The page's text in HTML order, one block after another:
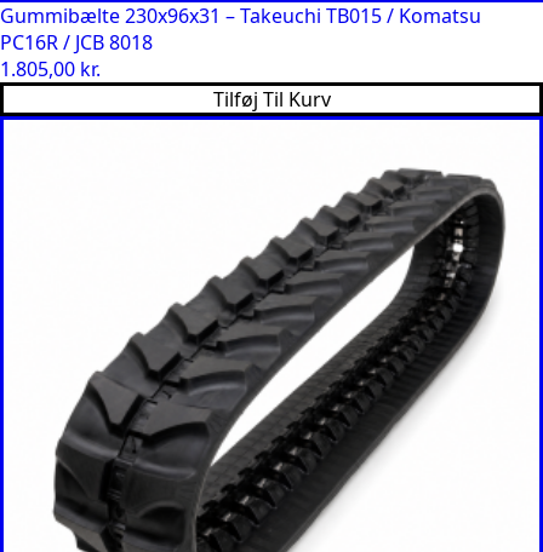
Gummibælte 230x96x31 – Takeuchi TB015 / Komatsu
PC16R / JCB 8018
1.805,00 kr.
Tilføj Til Kurv